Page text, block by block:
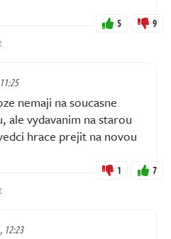
5 9
nemaji na soucasne
ale vydavanim na starou
hrace prejit na novou
1 7
12:23